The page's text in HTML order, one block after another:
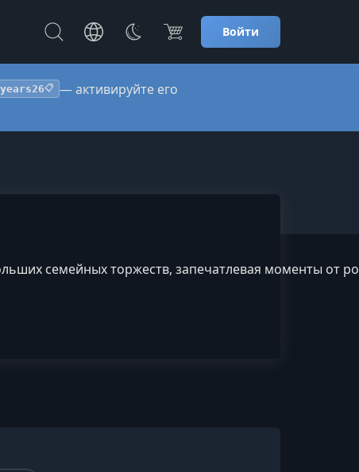
Войти
📋 — активируйте его
семейных торжеств, запечатлевая моменты от